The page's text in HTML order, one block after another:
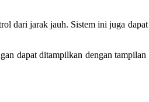
dari jarak jauh. Sistem ini juga
dapat ditampilkan dengan